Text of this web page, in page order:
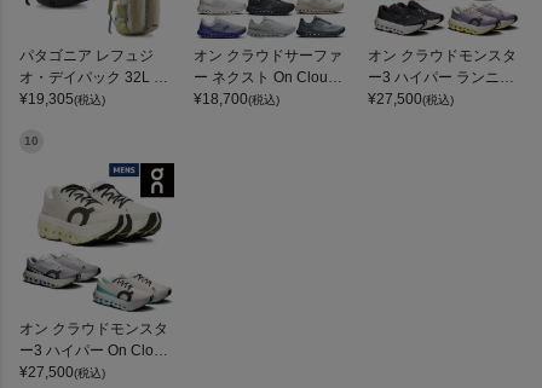
パタゴニア レフュジ
オ・デイパック 32L PA
TAGONIA REFUGIO DA
¥19,305(税込)
オン クラウドサーファ
ー ネクスト On Clouds
urfer Next
¥18,700(税込)
オン クラウドモンスタ
ー3 ハイパー ランニン
グシューズ ランシュー
¥27,500(税込)
10
オン クラウドモンスタ
ー3 ハイパー On Cloud
monster 3 Hyper
¥27,500(税込)